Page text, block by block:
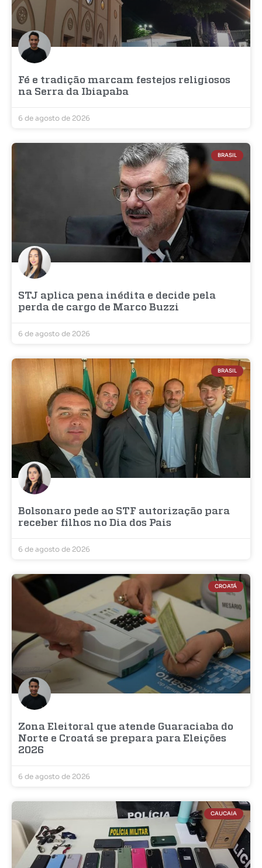
Fé e tradição marcam festejos religiosos
na Serra da Ibiapaba
6 de agosto de 2026
BRASIL
STJ aplica pena inédita e decide pela
perda de cargo de Marco Buzzi
6 de agosto de 2026
BRASIL
Bolsonaro pede ao STF autorização para
receber filhos no Dia dos Pais
6 de agosto de 2026
CROATÁ
Zona Eleitoral que atende Guaraciaba do
Norte e Croatá se prepara para Eleições
2026
6 de agosto de 2026
CAUCAIA